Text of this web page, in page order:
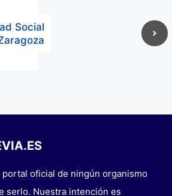
Social
portal oficial de ningún organismo
serlo. Nuestra intención es